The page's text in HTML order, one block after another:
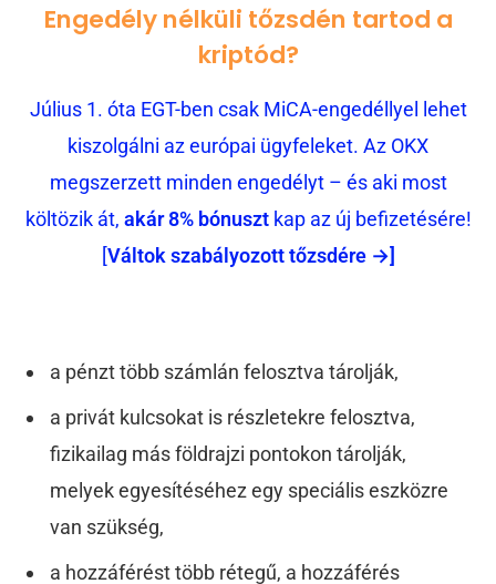
Engedély nélküli tőzsdén tartod a
kriptód?
Július 1. óta EGT-ben csak MiCA-engedéllyel lehet
kiszolgálni az európai ügyfeleket. Az OKX
megszerzett minden engedélyt – és aki most
költözik át, akár 8% bónusztkap az új befizetésére!
[Váltok szabályozott tőzsdére →]
a pénzt több számlán felosztva tárolják,
a privát kulcsokat is részletekre felosztva,
fizikailag más földrajzi pontokon tárolják,
melyek egyesítéséhez egy speciális eszközre
van szükség,
a hozzáférést több rétegű, a hozzáférés